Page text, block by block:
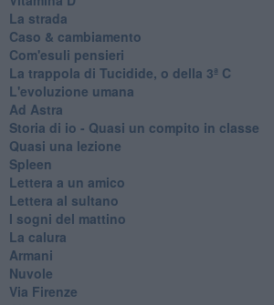
La strada
Caso & cambiamento
Com'esuli pensieri
La trappola di Tucidide, o della 3ª C
L'evoluzione umana
Ad Astra
Storia di io - Quasi un compito in classe
Quasi una lezione
Spleen
Lettera a un amico
Lettera al sultano
I sogni del mattino
La calura
Armani
Nuvole
Via Firenze